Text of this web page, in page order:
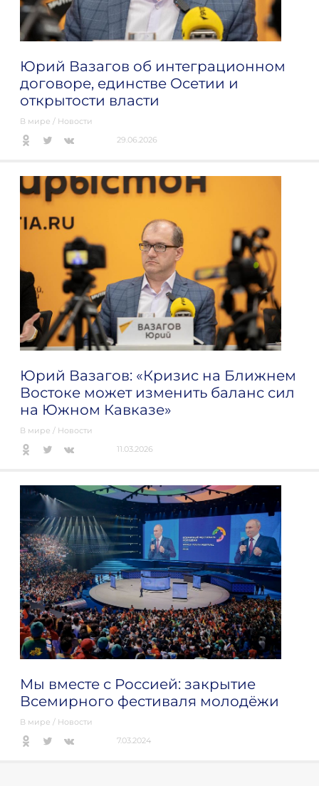
Юрий Вазагов об интеграционном
договоре, единстве Осетии и
открытости власти
В мире / Новости
29.06.2026
Юрий Вазагов: «Кризис на Ближнем
Востоке может изменить баланс сил
на Южном Кавказе»
В мире / Новости
11.03.2026
Мы вместе с Россией: закрытие
Всемирного фестиваля молодёжи
В мире / Новости
7.03.2024